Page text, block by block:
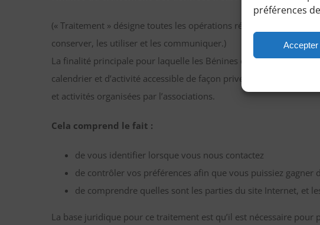
préférences
Accepter
(« Traitement » désigne toutes les opérations réalisées par Les
conserver, les utiliser et les communiquer.)
La finalité principale pour laquelle les Bénines d’Apie traiteront
calendrier et d’activité accessible de façon privée. Ces
et activités organisées par l’associations.
Cela comprend le fait :
de vous identifier lorsque vous nous contactez
de contrôler vos préférences afin que vous puissiez
de comprendre quelles sont les parties du site Internet, et
La base juridique pour ce traitement est qu’il est nécessaire